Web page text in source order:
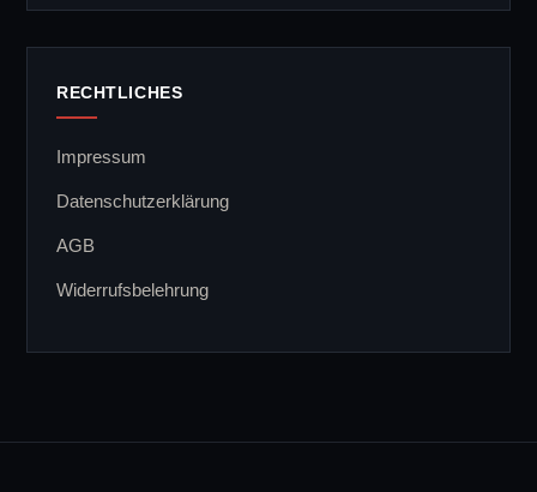
RECHTLICHES
Impressum
Datenschutzerklärung
AGB
Widerrufsbelehrung